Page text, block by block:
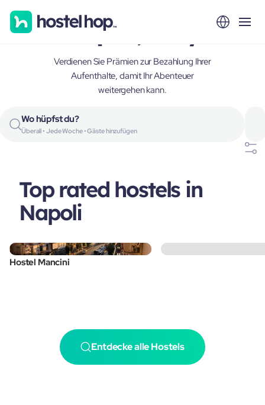
Napoli, Italy
Verdienen Sie Prämien zur Bezahlung Ihrer
Aufenthalte, damit Ihr Abenteuer
weitergehen kann.
Wo hüpfst du?
Überall • Jede Woche • Gäste hinzufügen
Top rated hostels in
Napoli
Hostel Mancini
Entdecke alle Hostels